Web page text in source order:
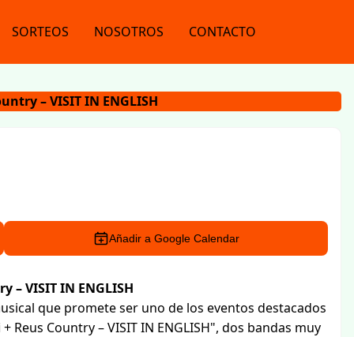
SORTEOS NOSOTROS CONTACTO
– VISIT IN ENGLISH
Añadir a Google Calendar
– VISIT IN ENGLISH
que promete ser uno de los eventos destacados
Reus Country – VISIT IN ENGLISH", dos bandas muy